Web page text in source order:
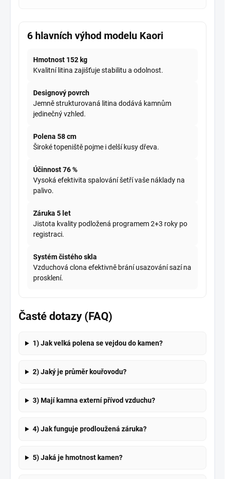
6 hlavních výhod modelu Kaori
Hmotnost 152 kg
Kvalitní litina zajišťuje stabilitu a odolnost.
Designový povrch
Jemně strukturovaná litina dodává kamnům
jedinečný vzhled.
Polena 58 cm
Široké topeniště pojme i delší kusy dřeva.
Účinnost 76 %
Vysoká efektivita spalování šetří vaše náklady na
palivo.
Záruka 5 let
Jistota kvality podložená programem 2+3 roky po
registraci.
Systém čistého skla
Vzduchová clona efektivně brání usazování sazí na
prosklení.
Časté dotazy (FAQ)
1) Jak velká polena se vejdou do kamen?
2) Jaký je průměr kouřovodu?
3) Mají kamna externí přívod vzduchu?
4) Jak funguje prodloužená záruka?
5) Jaká je hmotnost kamen?